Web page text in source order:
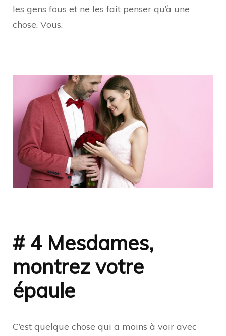
les gens fous et ne les fait penser qu’à une
chose. Vous.
# 4 Mesdames,
montrez votre
épaule
C’est quelque chose qui a moins à voir avec